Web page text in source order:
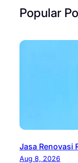
Popular
Jasa Renovasi
Aug 8, 2026